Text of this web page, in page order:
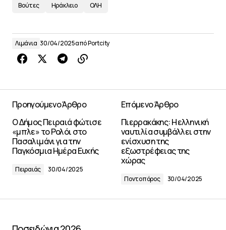
Βούτες Ηράκλειο ΟΛΗ
Λιμάνια 30/04/2025απόPortcity
Προηγούμενο Άρθρο
Ο Δήμος Πειραιά φώτισε
«μπλε» το Ρολόι στο
Πασαλιμάνι για την
Παγκόσμια Ημέρα Ευχής
Πειραιάς 30/04/2025
Επόμενο Άρθρο
Πιερρακάκης: Η ελληνική
ναυτιλία συμβάλλει στην
ενίσχυση της
εξωστρέφειας της
χώρας
Ποντοπόρος 30/04/2025